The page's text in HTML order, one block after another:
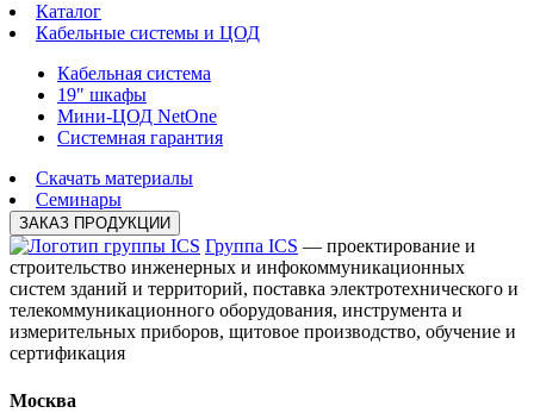
Каталог
Кабельные системы и ЦОД
Кабельная система
19" шкафы
Мини-ЦОД NetOne
Системная гарантия
Скачать материалы
Cеминары
ЗАКАЗ ПРОДУКЦИИ
Группа ICS — проектирование и
строительство инженерных и инфокоммуникационных
систем зданий и территорий, поставка электротехнического и
телекоммуникационного оборудования, инструмента и
измерительных приборов, щитовое производство, обучение и
сертификация
Москва